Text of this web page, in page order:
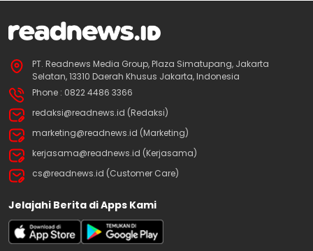
PT. Readnews Media Group, Plaza Simatupang, Jakarta
Selatan, 13310 Daerah Khusus Jakarta, Indonesia
Phone : 0822 4486 3366
redaksi@readnews.id (Redaksi)
marketing@readnews.id (Marketing)
kerjasama@readnews.id (Kerjasama)
cs@readnews.id (Customer Care)
Jelajahi Berita di Apps Kami